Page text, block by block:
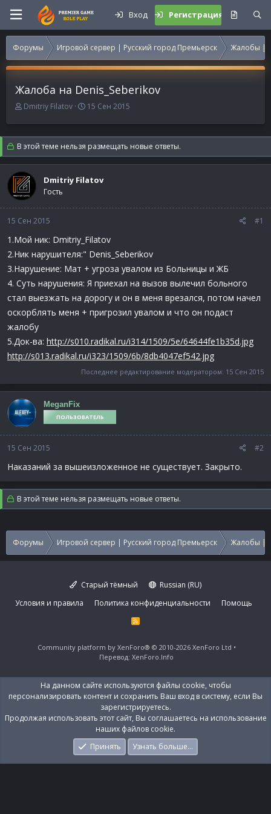
Вход Регистрация
Форумы Игровой сервер | Русский город Премьерск Жалобы |
Жалоба на Denis_Seberikov
А
т
о
р
т
е
м
ы
Dmitriy Filatov
Д
т
а
н
а
а
15 Сен 2015
В этой теме нельзя размещать новые ответы.
Dmitriy Filatov
Гость
15 Сен 2015 #1
1.Мой ник: Dmitriy_Filatov
2.Ник нарушителя:" Denis_Seberikov
3.Нарушение: Мат + угроза увалом из Больницы и ЖБ
4. Суть нарушения: Я приехал на вызов вылечил больного
стал выезжать на дорогу и он в меня врезался, потом начел
оскорблять меня + пригрозил увалом и что он подаст
жалобу
5.Док-ва: http://s010.radikal.ru/i314/1509/5e/64644fe1b35d.jpg
http://s013.radikal.ru/i323/1509/6b/8db4047ef542.jpg
Последнее редактирование модератором: 15 Сен 2015
MeganFix
ПОЛЬЗОВАТЕЛЬ
15 Сен 2015 #2
Наказаний за вышеизложенное не существует. Закрыто.
В этой теме нельзя размещать новые ответы.
Форумы Игровой сервер | Русский город Премьерск Жалобы |
Старый тёмный
Russian (RU)
Условия и правила
Политика конфиденциальности Помощь
R
Community platform by XenForo® © 2010-2026 XenForo Ltd
Перевод: XenForo.Info
На данном сайте используются файлы cookie, чтобы
персонализировать контент и сохранить Ваш вход в систему, если Вы
зарегистрируетесь.
Продолжая использовать этот сайт, Вы соглашаетесь на использование
наших файлов cookie.
Принять
Узнать больше…